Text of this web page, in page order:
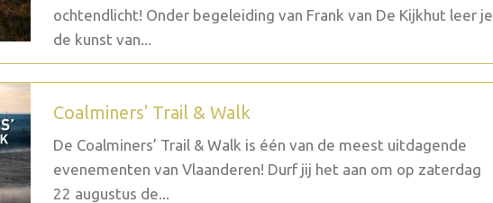
ochtendlicht! Onder begeleiding van Frank van De Kijkhut leer je
de kunst van...
Coalminers' Trail & Walk
De Coalminers’ Trail & Walk is één van de meest uitdagende
evenementen van Vlaanderen! Durf jij het aan om op zaterdag
22 augustus de...